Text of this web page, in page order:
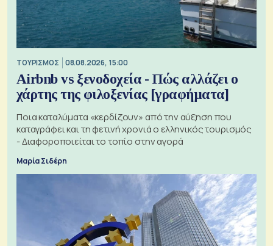
ΤΟΥΡΙΣΜΟΣ 08.08.2026, 15:00
Airbnb vs ξενοδοχεία - Πώς αλλάζει ο
χάρτης της φιλοξενίας [γραφήματα]
Ποια καταλύματα «κερδίζουν» από την αύξηση που
καταγράφει και τη φετινή χρονιά ο ελληνικός τουρισμός
- Διαφοροποιείται το τοπίο στην αγορά
Μαρία Σιδέρη